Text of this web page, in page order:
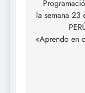
entradas
la semana 23
«Aprendo en